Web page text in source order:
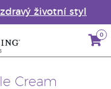
životní styl
0
Cream